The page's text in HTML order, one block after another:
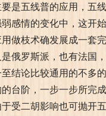
是五线普的应用，五
感情的变化中，这开
做枝术确发展成一套
俄罗斯派，也有法国
结论比较通用的不多
台阶，一步一步所完
受二胡影响也可抛开